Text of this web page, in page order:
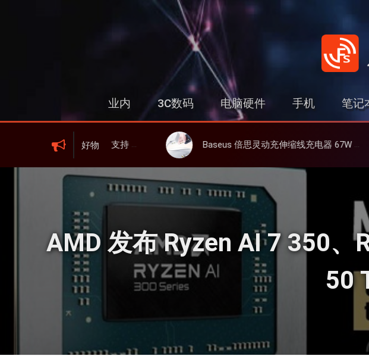
发烧
业内 3C数码 电脑硬件 手机 笔记
好物
6、屏显、6000mAh 电池、峰值下行2.0Gbps Baseus 倍思灵动充伸缩线充电器 67W 3C，超耐用可伸缩线、氮化镓、3C多设备同时充
AMD 发布 Ryzen AI 7 350
50